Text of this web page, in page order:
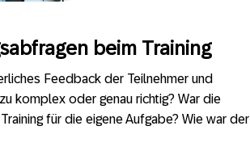
beim Training
Feedback der Teilnehmer und
komplex oder genau richtig? War die
für die eigene Aufgabe? Wie war der